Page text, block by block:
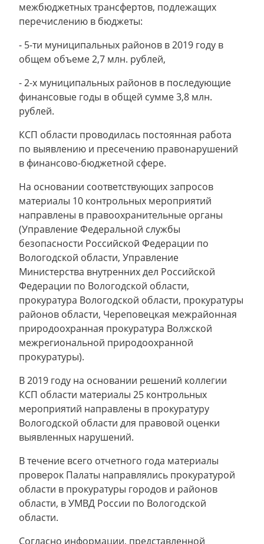
межбюджетных трансфертов, подлежащих
перечислению в бюджеты:
- 5-ти муниципальных районов в 2019 году в
общем объеме 2,7 млн. рублей,
- 2-х муниципальных районов в последующие
финансовые годы в общей сумме 3,8 млн.
рублей.
КСП области проводилась постоянная работа
по выявлению и пресечению правонарушений
в финансово-бюджетной сфере.
На основании соответствующих запросов
материалы 10 контрольных мероприятий
направлены в правоохранительные органы
(Управление Федеральной службы
безопасности Российской Федерации по
Вологодской области, Управление
Министерства внутренних дел Российской
Федерации по Вологодской области,
прокуратура Вологодской области, прокуратуры
районов области, Череповецкая межрайонная
природоохранная прокуратура Волжской
межрегиональной природоохранной
прокуратуры).
В 2019 году на основании решений коллегии
КСП области материалы 25 контрольных
мероприятий направлены в прокуратуру
Вологодской области для правовой оценки
выявленных нарушений.
В течение всего отчетного года материалы
проверок Палаты направлялись прокуратурой
области в прокуратуры городов и районов
области, в УМВД России по Вологодской
области.
Согласно информации, представленной